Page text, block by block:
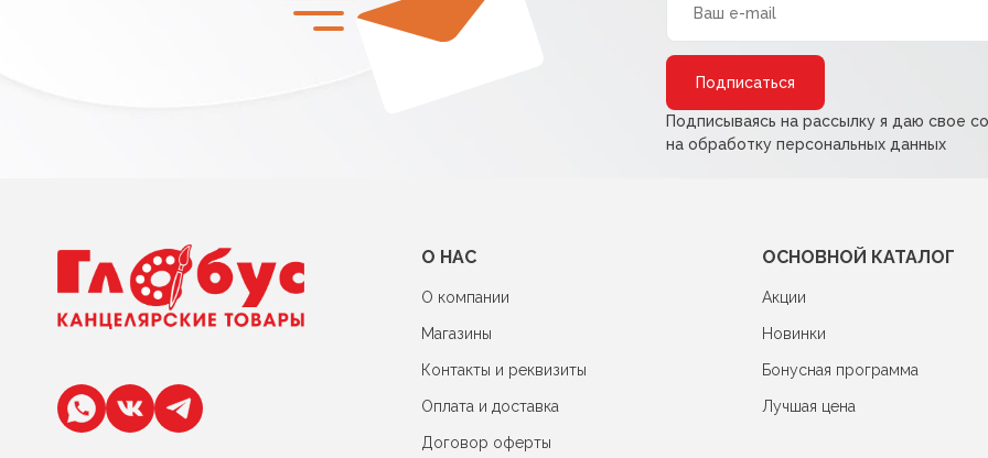
Подписываясь на рассылку я даю свое
на обработку персональных данных
О НАС
О компании
Магазины
Контакты и реквизиты
Оплата и доставка
Договор оферты
ОСНОВНОЙ КАТАЛОГ
Акции
Новинки
Бонусная программа
Лучшая цена